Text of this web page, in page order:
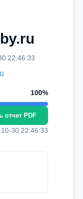
22:46:33
100%
отчет PDF
30 22:46:33